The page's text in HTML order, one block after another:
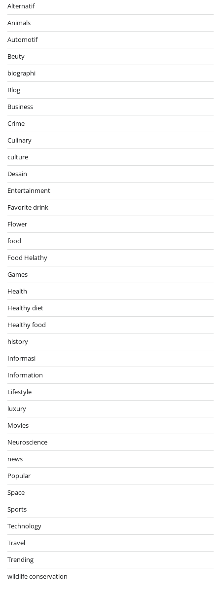
Alternatif
Animals
Automotif
Beuty
biographi
Blog
Business
Crime
Culinary
culture
Desain
Entertainment
Favorite drink
Flower
food
Food Helathy
Games
Health
Healthy diet
Healthy food
history
Informasi
Information
Lifestyle
luxury
Movies
Neuroscience
news
Popular
Space
Sports
Technology
Travel
Trending
wildlife conservation